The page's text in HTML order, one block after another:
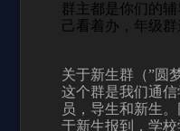
群主都是你们的
己看着办，年级群
关于新生群（”圆
这个群是我们通
员，导生和新生
于新生报到，学